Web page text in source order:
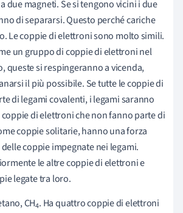
due magneti. Se si tengono vicini i due
di separarsi. Questo perché cariche
Le coppie di elettroni sono molto simili.
un gruppo di coppie di elettroni nel
queste si respingeranno a vicenda,
il più possibile. Se tutte le coppie di
di legami covalenti, i legami saranno
di elettroni che non fanno parte di
coppie solitarie, hanno una forza
coppie impegnate nei legami.
le altre coppie di elettroni e
legate tra loro.
CH4. Ha quattro coppie di elettroni